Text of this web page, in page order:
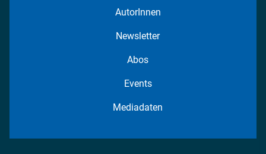
AutorInnen
Newsletter
Abos
Events
Mediadaten